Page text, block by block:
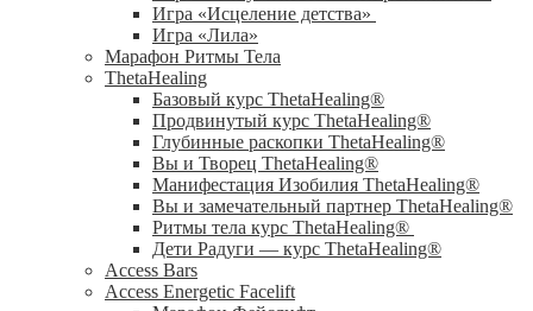
Игра «Исцеление детства»
Игра «Лила»
Марафон Ритмы Тела
ThetaHealing
Базовый курс ThetaHealing®
Продвинутый курс ThetaHealing®
Глубинные раскопки ThetaHealing®
Вы и Творец ThetaHealing®
Манифестация Изобилия ThetaHealing®
Вы и замечательный партнер ThetaHealing®
Ритмы тела курс ThetaHealing®
Дети Радуги — курс ThetaHealing®
Access Bars
Access Energetic Facelift